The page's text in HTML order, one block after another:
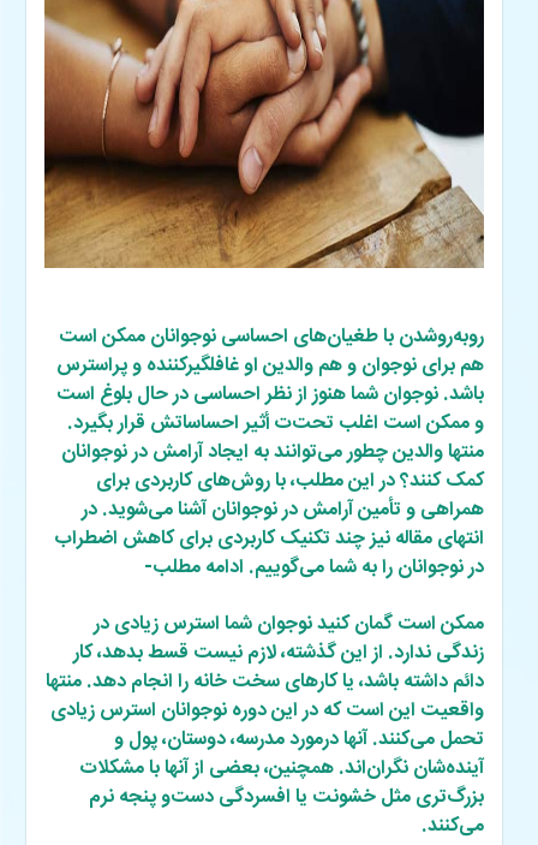
روبه‌روشدن با طغیان‌های احساسی نوجوانان ممکن است
هم برای نوجوان و هم والدین او غافلگیرکننده و پراسترس
باشد. نوجوان شما هنوز از نظر احساسی در حال بلوغ است
و ممکن است اغلب تحت‌ت أثیر احساساتش قرار بگیرد.
منتها والدین چطور می‌توانند به ایجاد آرامش در نوجوانان
کمک کنند؟ در این مطلب، با روش‌های کاربردی برای
همراهی و تأمین آرامش در نوجوانان آشنا می‌شوید. در
انتهای مقاله نیز چند تکنیک کاربردی برای کاهش اضطراب
در نوجوانان را به شما می‌گوییم. ادامه مطلب-
ممکن است گمان کنید نوجوان شما استرس زیادی در
زندگی ندارد. از این گذشته، لازم نیست قسط بدهد، کار
دائم داشته باشد، یا کارهای سخت خانه را انجام دهد. منتها
واقعیت این است که در این دوره نوجوانان استرس زیادی
تحمل می‌کنند. آنها درمورد مدرسه، دوستان، پول و
آینده‌شان نگران‌اند. همچنین، بعضی از آنها با مشکلات
بزرگ‌تری مثل خشونت یا افسردگی دست‌و پنجه نرم
می‌کنند.